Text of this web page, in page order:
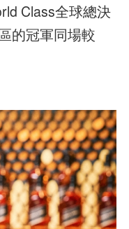
Class全球總決
的冠軍同場較